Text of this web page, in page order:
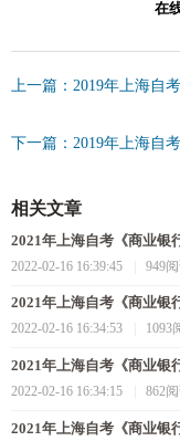
在
上一篇：2019年上海自
下一篇：2019年上海自
相关文章
2021年上海自考《商业银
2022-02-16 16:39:45
|949
2021年上海自考《商业银
2022-02-16 16:34:53
1093
2021年上海自考《商业银
2022-02-16 16:34:15
|862
2021年上海自考《商业银